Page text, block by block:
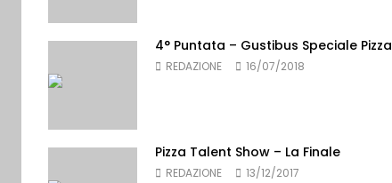
4° Puntata – Gustibus Speciale Pizza
REDAZIONE 16/07/2018
Pizza Talent Show – La Finale
REDAZIONE 13/12/2017